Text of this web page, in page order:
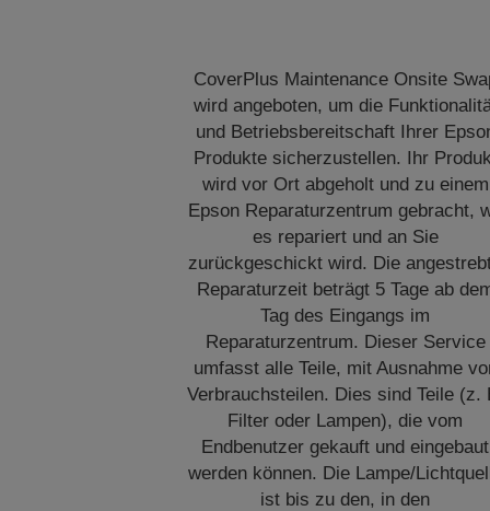
CoverPlus Maintenance Onsite
wird angeboten, um die
und Betriebsbereitschaft Ihrer
Produkte sicherzustellen. Ihr
wird vor Ort abgeholt und zu einem
Epson Reparaturzentrum gebracht,
es repariert und an Sie
zurückgeschickt wird. Die
Reparaturzeit beträgt 5 Tage ab
Tag des Eingangs im
Reparaturzentrum. Dieser Service
umfasst alle Teile, mit Ausnahme
Verbrauchsteilen. Dies sind Teile (z.
Filter oder Lampen), die vom
Endbenutzer gekauft und eingebaut
werden können. Die Lampe/
ist bis zu den, in den